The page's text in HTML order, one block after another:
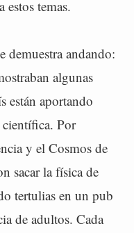
estos temas.
demuestra andando:
algunas
están aportando
científica. Por
y el Cosmos de
sacar la física de
tertulias en un pub
de adultos. Cada